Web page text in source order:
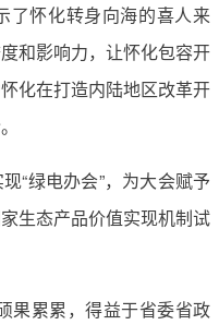
了怀化转身向海的喜人来
和影响力，让怀化包容开
化在打造内陆地区改革开
“绿电办会”，为大会赋予
生态产品价值实现机制试
果累累，得益于省委省政